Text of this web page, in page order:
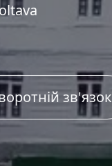
зв'язок